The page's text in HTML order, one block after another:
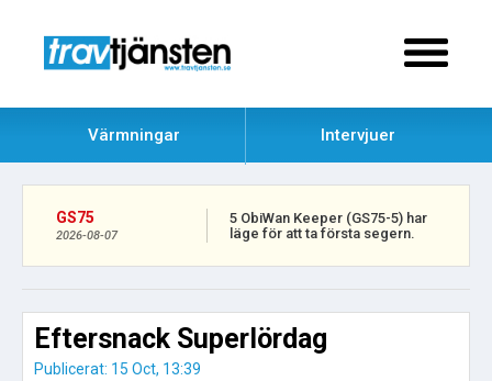
Värmningar Intervjuer
GS75
2026-08-07
5 ObiWan Keeper (GS75-5) har
läge för att ta första segern.
Eftersnack Superlördag
Publicerat: 15 Oct, 13:39